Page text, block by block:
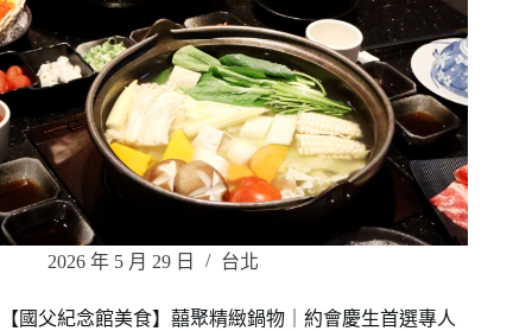
2026 年 5 月 29 日 台北
【國父紀念館美食】囍聚精緻鍋物｜約會慶生首選專人